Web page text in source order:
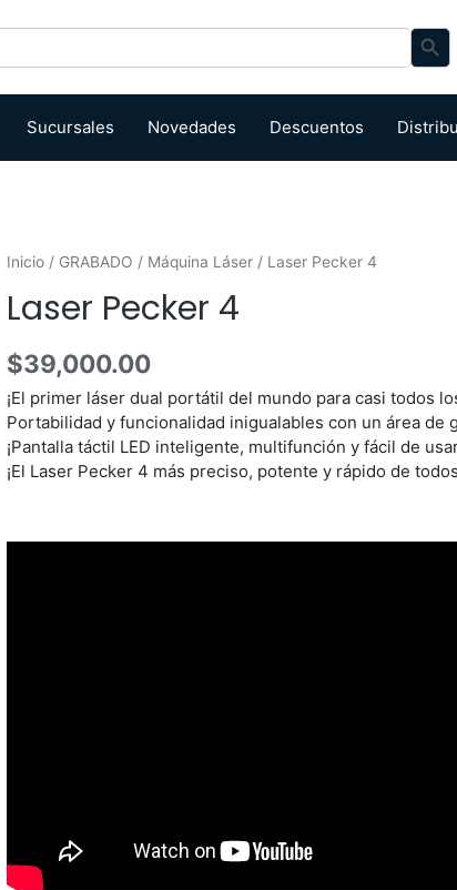
Search
Sucursales Novedades Descuentos
Inicio/ GRABADO / Máquina Láser/ Laser Pecker 4
Laser Pecker 4
$39,000.00
¡El primer láser dual portátil del mundo para casi todos
Portabilidad y funcionalidad inigualables con un área de
¡Pantalla táctil LED inteligente, multifunción y fácil de
¡El Laser Pecker 4 más preciso, potente y rápido de